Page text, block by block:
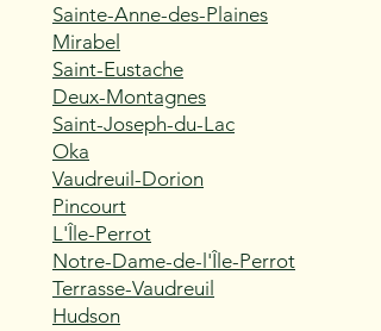
Sainte-Anne-des-Plaines
Mirabel
Saint-Eustache
Deux-Montagnes
Saint-Joseph-du-Lac
Oka
Vaudreuil-Dorion
Pincourt
L'Île-Perrot
Notre-Dame-de-l'Île-Perrot
Terrasse-Vaudreuil
Hudson